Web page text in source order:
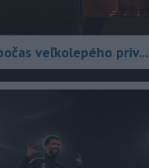
veľkolepého priv...